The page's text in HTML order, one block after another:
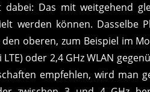
Das mit weitgehend
werden können. Dasselbe
oberen, zum Beispiel im
oder 2,4 GHz WLAN
empfehlen, wird man